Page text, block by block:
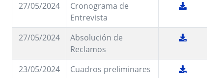
27/05/2024
Cronograma de
Entrevista
27/05/2024
Absolución de
Reclamos
23/05/2024
Cuadros preliminares